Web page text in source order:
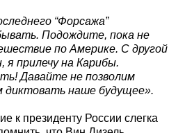
“Форсажа”
Подождите, пока не
по Америке. С другой
прилечу на Карибы.
Давайте не позволим
диктовать наше будущее».
к президенту России слегка